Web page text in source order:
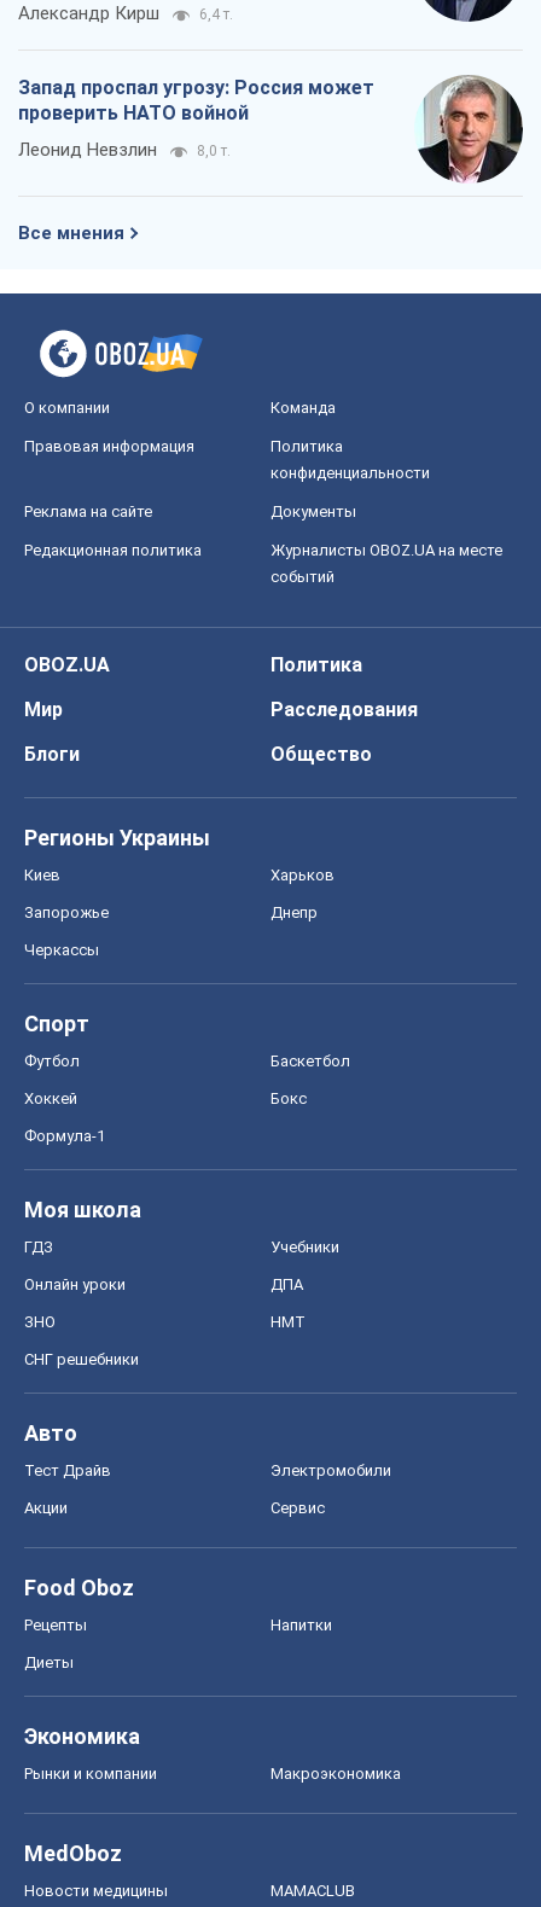
Александр Кирш 6,4 т.
Запад проспал угрозу: Россия может
проверить НАТО войной
Леонид Невзлин 8,0 т.
Все мнения
О компании Команда
Правовая информация
Политика
конфиденциальности
Реклама на сайте Документы
Редакционная политика
Журналисты OBOZ.UA на месте
событий
OBOZ.UA
Политика
Мир
Расследования
Блоги
Общество
Регионы Украины
Киев Харьков
Запорожье Днепр
Черкассы
Спорт
Футбол Баскетбол
Хоккей Бокс
Формула-1
Моя школа
ГДЗ Учебники
Онлайн уроки ДПА
ЗНО НМТ
СНГ решебники
Авто
Тест Драйв Электромобили
Акции Сервис
Food Oboz
Рецепты Напитки
Диеты
Экономика
Рынки и компании Mакроэкономика
MedOboz
Новости медицины MAMACLUB